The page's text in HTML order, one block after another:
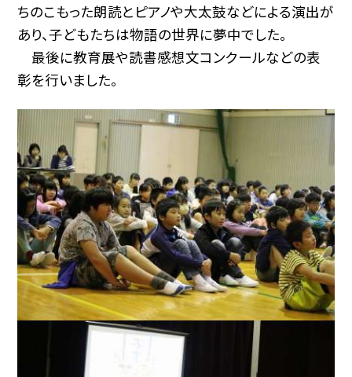
ちのこもった朗読とピアノや大太鼓などによる演出が
あり、子どもたちは物語の世界に夢中でした。
最後に教育展や読書感想文コンクールなどの表
彰を行いました。